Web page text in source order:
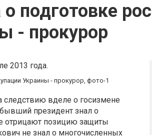
подготовке
- прокурор
2013 года.
следствию вделе о госизмене
президент знал о
отрицают позицию защиты
не знал о многочисленных